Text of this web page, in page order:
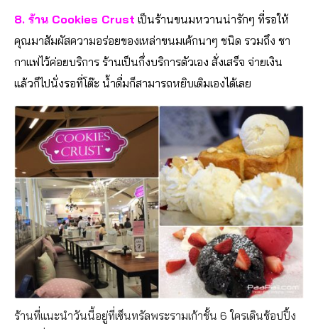
8. ร้าน Cookies Crust เป็นร้านขนมหวานน่ารักๆ ที่รอให้
คุณมาสัมผัสความอร่อยของเหล่าขนมเค้กนาๆ ชนิด รวมถึง ชา
กาแฟไว้ค่อยบริการ ร้านเป็นกึ่งบริการตัวเอง สั่งเสร็จ จ่ายเงิน
แล้วก็ไปนั่งรอที่โต๊ะ น้ำดื่มก็สามารถหยิบเติมเองได้เลย
ร้านที่แนะนำวันนี้อยู่ที่เซ็นทรัลพระรามเก้าชั้น 6 ใครเดินช้อปปิ้ง